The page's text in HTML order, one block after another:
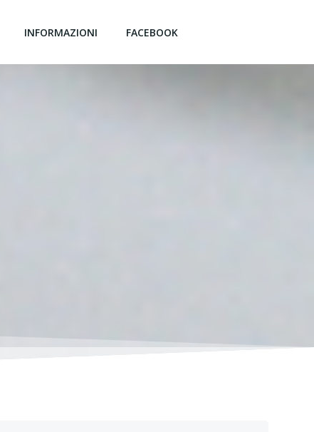
INFORMAZIONI FACEBOOK